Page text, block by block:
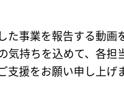
事業を報告する動画
気持ちを込めて、各担
援をお願い申し上げ